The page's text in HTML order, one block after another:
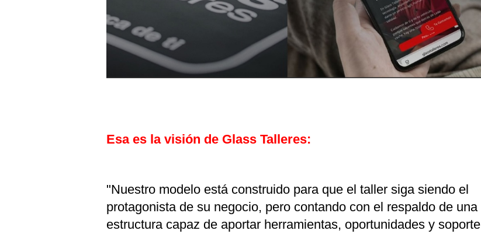
Esa es la visión de Glass Talleres:
"Nuestro modelo está construido para que el taller siga siendo el
protagonista de su negocio, pero contando con el respaldo de una
estructura capaz de aportar herramientas, oportunidades y soporte